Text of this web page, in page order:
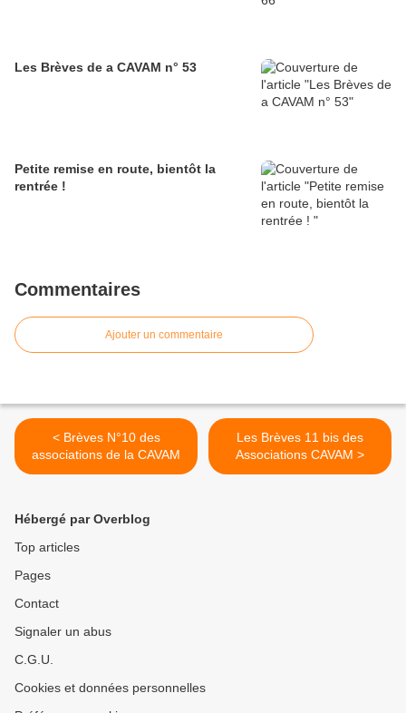
Les Brèves de a CAVAM n° 53
Petite remise en route, bientôt la
rentrée !
Commentaires
Ajouter un commentaire
< Brèves N°10 des
associations de la CAVAM
Les Brèves 11 bis des
Associations CAVAM >
Hébergé par Overblog
Top articles
Pages
Contact
Signaler un abus
C.G.U.
Cookies et données personnelles